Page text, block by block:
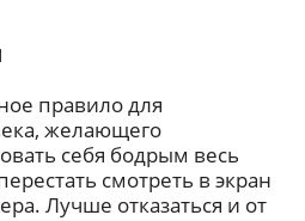
правило для
желающего
себя бодрым весь
смотреть в экран
Лучше отказаться и от